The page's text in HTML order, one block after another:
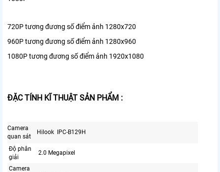
720P tương đương số điểm ảnh 1280x720
960P tương đương số điểm ảnh 1280x960
1080P tương đương số điểm ảnh 1920x1080
ĐẶC TÍNH KĨ THUẬT SẢN PHẨM :
Camera
quan sát
Hilook IPC-B129H
Độ phân
giải
2.0 Megapixel
Camera